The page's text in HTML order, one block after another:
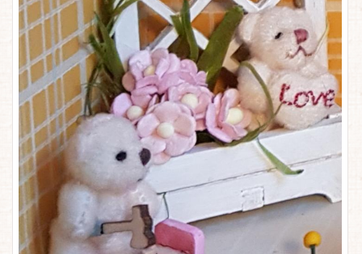
Yhteystiedot/ Gepetosta
Jälleenmyyjät ja agentit
Tavataan täällä
Gepetto Jälleenmyyjille